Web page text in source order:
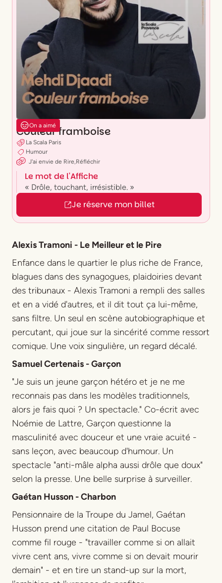
On a aimé
Couleur framboise
La Scala Paris
Humour
J'ai enviede Rire Réfléchir
Le mot de l'Affiche
« Drôle, touchant, irrésistible. »
Je réserve mon billet
Alexis Tramoni - Le Meilleur et le Pire
Enfance dans le quartier le plus riche de France,
blagues dans des synagogues, plaidoiries devant
des tribunaux - Alexis Tramoni a rempli des salles
et en a vidé d'autres, et il dit tout ça lui-même,
sans filtre. Un seul en scène autobiographique et
percutant, qui joue sur la sincérité comme ressort
comique. Une voix singulière, un regard décalé.
Samuel Certenais - Garçon
"Je suis un jeune garçon hétéro et je ne me
reconnais pas dans les modèles traditionnels,
alors je fais quoi ? Un spectacle." Co-écrit avec
Noémie de Lattre, Garçon questionne la
masculinité avec douceur et une vraie acuité -
sans leçon, avec beaucoup d'humour. Un
spectacle "anti-mâle alpha aussi drôle que doux"
selon la presse. Une belle surprise à surveiller.
Gaétan Husson - Charbon
Pensionnaire de la Troupe du Jamel, Gaétan
Husson prend une citation de Paul Bocuse
comme fil rouge - "travailler comme si on allait
vivre cent ans, vivre comme si on devait mourir
demain" - et en tire un stand-up sur la mort,